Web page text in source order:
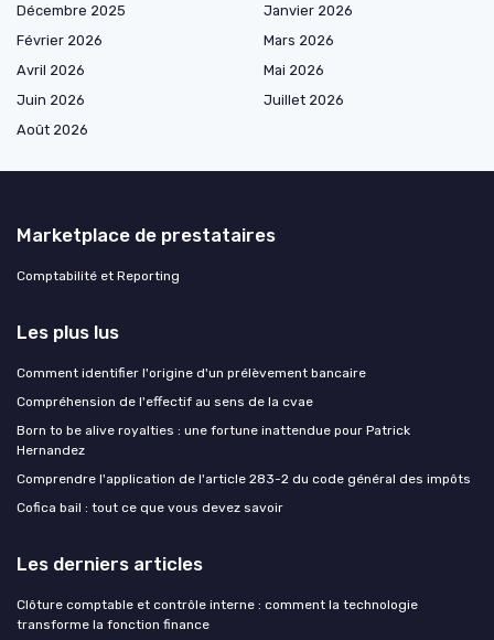
Décembre 2025
Janvier 2026
Février 2026
Mars 2026
Avril 2026
Mai 2026
Juin 2026
Juillet 2026
Août 2026
Marketplace de prestataires
Comptabilité et Reporting
Les plus lus
Comment identifier l'origine d'un prélèvement bancaire
Compréhension de l'effectif au sens de la cvae
Born to be alive royalties : une fortune inattendue pour Patrick
Hernandez
Comprendre l'application de l'article 283-2 du code général des impôts
Cofica bail : tout ce que vous devez savoir
Les derniers articles
Clôture comptable et contrôle interne : comment la technologie
transforme la fonction finance